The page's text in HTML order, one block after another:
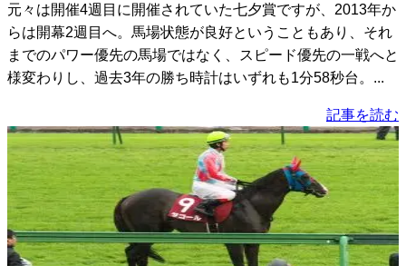
元々は開催4週目に開催されていた七夕賞ですが、2013年か
らは開幕2週目へ。馬場状態が良好ということもあり、それ
までのパワー優先の馬場ではなく、スピード優先の一戦へと
様変わりし、過去3年の勝ち時計はいずれも1分58秒台。...
記事を読む